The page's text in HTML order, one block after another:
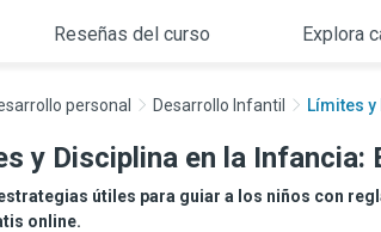
Reseñas del curso Explora
personal Desarrollo Infantil Límites
y Disciplina en la
útiles para guiar a los niños con
online.